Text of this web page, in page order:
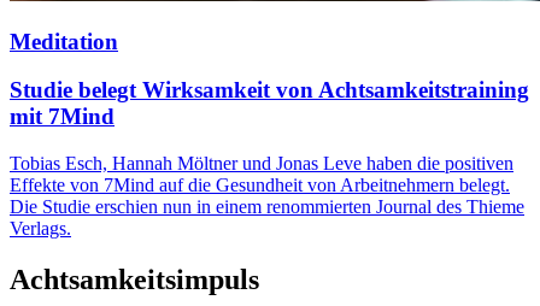
Meditation
Studie belegt Wirksamkeit von Achtsamkeitstraining
mit 7Mind
Tobias Esch, Hannah Möltner und Jonas Leve haben die positiven
Effekte von 7Mind auf die Gesundheit von Arbeitnehmern belegt.
Die Studie erschien nun in einem renommierten Journal des Thieme
Verlags.
Achtsamkeitsimpuls